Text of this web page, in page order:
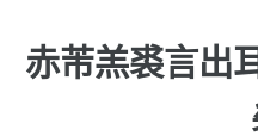
赤芾羔裘言出